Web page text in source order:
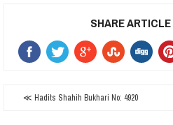
SHARE ARTICLE
≪ Hadits Shahih Bukhari No: 4920